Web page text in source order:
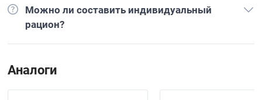
Можно ли составить индивидуальный
рацион?
Аналоги